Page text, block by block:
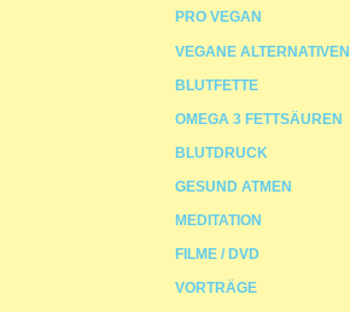
PRO VEGAN
VEGANE ALTERNATIVEN
BLUTFETTE
OMEGA 3 FETTSÄUREN
BLUTDRUCK
GESUND ATMEN
MEDITATION
FILME / DVD
VORTRÄGE